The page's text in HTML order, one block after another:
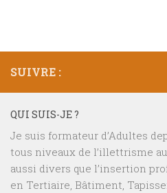
SUIVRE :
QUI SUIS-JE ?
Je suis formateur d’Adultes
tous niveaux de l’illettrisme
aussi divers que l’insertion
en Tertiaire, Bâtiment,